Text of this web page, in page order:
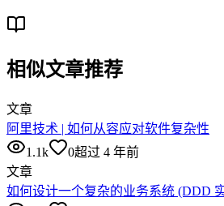
相似文章推荐
文章
阿里技术 | 如何从容应对软件复杂性
1.1k
0超过 4 年前
文章
如何设计一个复杂的业务系统 (DDD